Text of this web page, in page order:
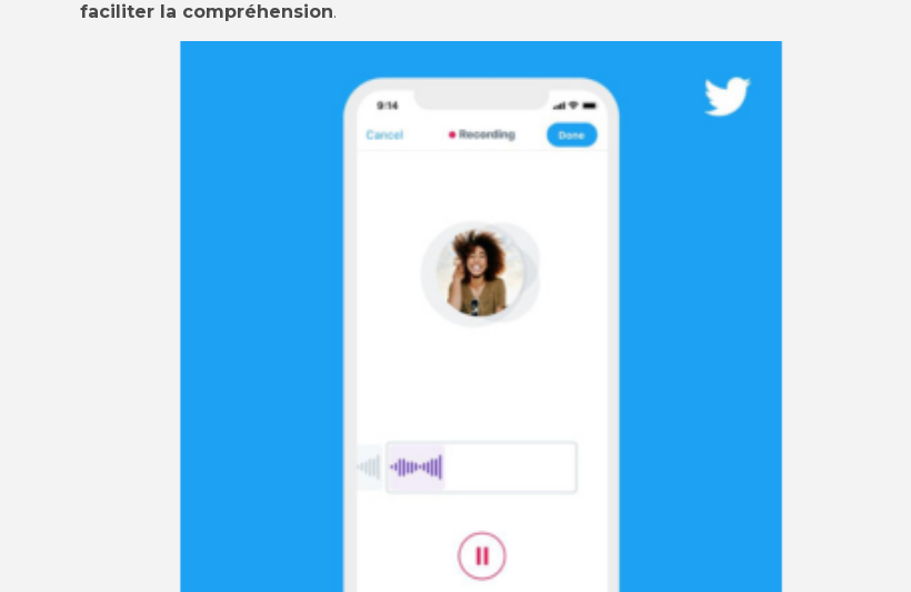
faciliter la compréhension.